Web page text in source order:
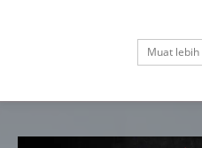
Muat lebih